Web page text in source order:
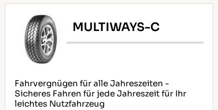
MULTIWAYS-C
Fahrvergnügen für alle Jahreszeiten -
Sicheres Fahren für jede Jahreszeit für Ihr
leichtes Nutzfahrzeug